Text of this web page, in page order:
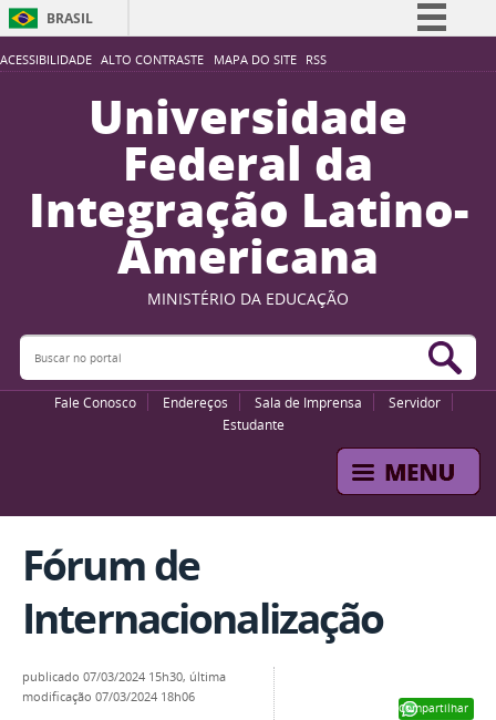
ACESSIBILIDADE ALTO CONTRASTE MAPA DO SITE RSS
BRASIL
Simplifique!
Participe
Acesso à informação
Legislação
Canais
Universidade
Federal da
Integração Latino-
Americana
MINISTÉRIO DA EDUCAÇÃO
Buscar no portal
Fale Conosco Endereços Sala de Imprensa
Servidor
Estudante
Fórum de
Internacionalização
Compartilhar
publicado 07/03/2024 15h30, última
modificação 07/03/2024 18h06